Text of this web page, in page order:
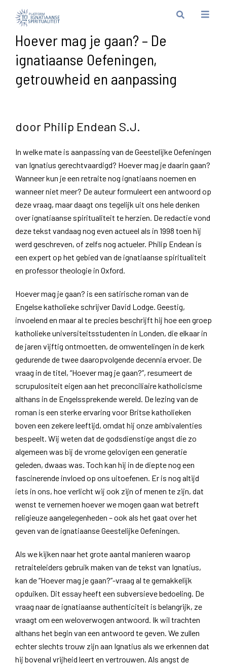
Hoever mag je gaan? – De
ignatiaanse Oefeningen,
getrouwheid en aanpassing
door Philip Endean S.J.
In welke mate is aanpassing van de Geestelijke Oefeningen
van Ignatius gerechtvaardigd? Hoever mag je daarin gaan?
Wanneer kun je een retraite nog ignatiaans noemen en
wanneer niet meer? De auteur formuleert een antwoord op
deze vraag, maar daagt ons tegelijk uit ons hele denken
over ignatiaanse spiritualiteit te herzien. De redactie vond
deze tekst vandaag nog even actueel als in 1998 toen hij
werd geschreven, of zelfs nog actueler. Philip Endean is
een expert op het gebied van de ignatiaanse spiritualiteit
en professor theologie in Oxford.
Hoever mag je gaan? is een satirische roman van de
Engelse katholieke schrijver David Lodge. Geestig,
invoelend en maar al te precies beschrijft hij hoe een groep
katholieke universiteitsstudenten in Londen, die elkaar in
de jaren vijftig ontmoetten, de omwentelingen in de kerk
gedurende de twee daaropvolgende decennia ervoer. De
vraag in de titel, “Hoever mag je gaan?”, resumeert de
scrupulositeit eigen aan het preconciliaire katholicisme
althans in de Engelssprekende wereld. De lezing van de
roman is een sterke ervaring voor Britse katholieken
boven een zekere leeftijd, omdat hij onze ambivalenties
bespeelt. Wij weten dat de godsdienstige angst die zo
algemeen was bij de vrome gelovigen een generatie
geleden, dwaas was. Toch kan hij in de diepte nog een
fascinerende invloed op ons uitoefenen. Er is nog altijd
iets in ons, hoe verlicht wij ook zijn of menen te zijn, dat
wenst te vernemen hoever we mogen gaan wat betreft
religieuze aangelegenheden – ook als het gaat over het
geven van de ignatiaanse Geestelijke Oefeningen.
Als we kijken naar het grote aantal manieren waarop
retraiteleiders gebruik maken van de tekst van Ignatius,
kan de “Hoever mag je gaan?”-vraag al te gemakkelijk
opduiken. Dit essay heeft een subversieve bedoeling. De
vraag naar de ignatiaanse authenticiteit is belangrijk, ze
vraagt om een weloverwogen antwoord. Ik wil trachten
althans het begin van een antwoord te geven. We zullen
echter slechts trouw zijn aan Ignatius als we erkennen dat
hij bovenal vrijheid leert en vertrouwen. Als angst de